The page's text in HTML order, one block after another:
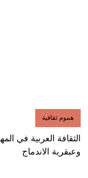
هموم ثقافية
الثقافة العربية في
وعبقرية الاندماج